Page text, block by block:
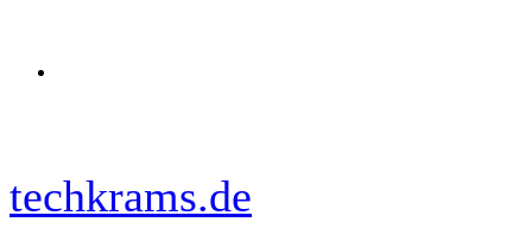
techkrams.de